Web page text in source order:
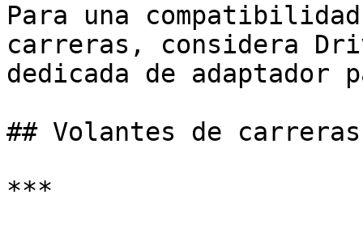
﻿Para una
carreras, considera
dedicada de adaptador
## Volantes de
***